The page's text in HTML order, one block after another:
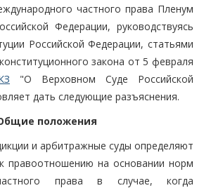
частного права Пленум
Федерации, руководствуясь
Российской Федерации, статьями
закона от 5 февраля
"О Верховном Суде Российской
дать следующие разъяснения.
положения
и арбитражные суды определяют
правоотношению на основании норм
права в случае, когда